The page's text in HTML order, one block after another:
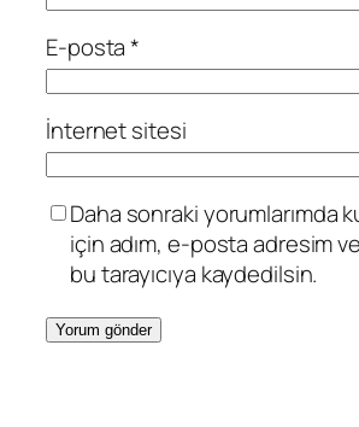
E-posta*
İnternet sitesi
Daha sonraki yorumlarımda
için adım, e-posta adresim
bu tarayıcıya kaydedilsin.